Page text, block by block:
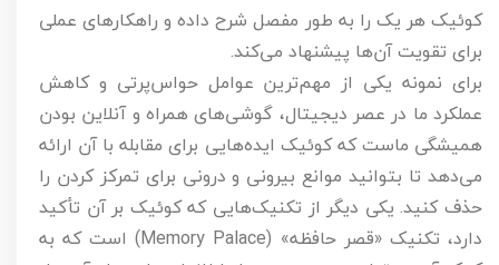
کوئیک هر یک را به طور مفصل شرح داده و راهکارهای عملی
برای تقویت آن‌ها پیشنهاد می‌کند.
برای نمونه یکی از مهم‌ترین عوامل حواس‌پرتی و کاهش
عملکرد ما در عصر دیجیتال، گوشی‌های همراه و آنلاین بودن
همیشگی ماست که کوئیک ایده‌هایی برای مقابله با آن ارائه
می‌دهد تا بتوانید موانع بیرونی و درونی برای تمرکز کردن را
حذف کنید. یکی دیگر از تکنیک‌هایی که کوئیک بر آن تأکید
دارد، تکنیک «قصر حافظه» (Memory Palace) است که به